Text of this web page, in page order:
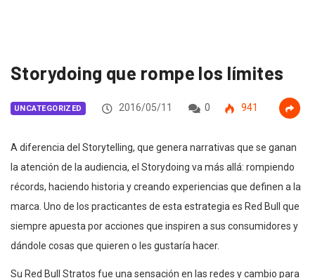
Storydoing que rompe los límites
UNCATEGORIZED 2016/05/11 0 941
A diferencia del Storytelling, que genera narrativas que se ganan
la atención de la audiencia, el Storydoing va más allá: rompiendo
récords, haciendo historia y creando experiencias que definen a la
marca. Uno de los practicantes de esta estrategia es Red Bull que
siempre apuesta por acciones que inspiren a sus consumidores y
dándole cosas que quieren o les gustaría hacer.
Su Red Bull Stratos fue una sensación en las redes y cambio para